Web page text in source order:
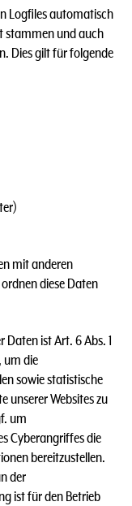
Logfiles automatisch
stammen und auch
Dies gilt für folgende
mit anderen
diese Daten
ist Art. 6 Abs. 1
um die
sowie statistische
unserer Websites zu
um
Cyberangriffes die
bereitzustellen.
der
ist für den Betrieb